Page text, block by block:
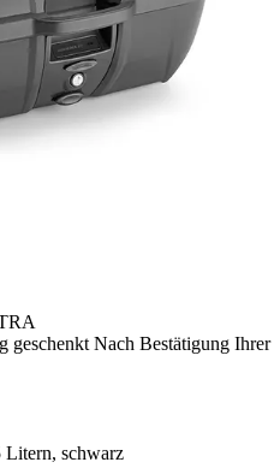
geschenkt Nach Bestätigung Ihrer
schwarz